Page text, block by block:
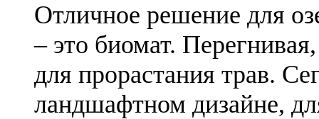
Отличное решение для
– это биомат.
для прорастания трав.
ландшафтном дизайне,